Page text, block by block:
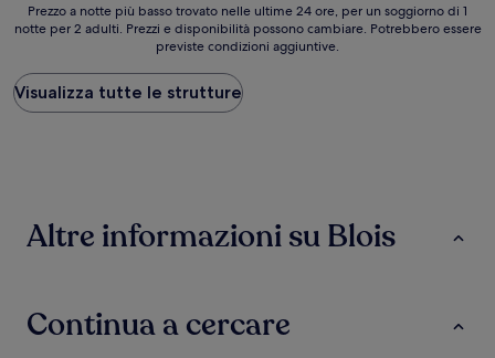
Prezzo
a
più
basso
trovato
soggiorno
notte
per
Prezzo a notte più basso trovato nelle ultime 24 ore, per un soggiorno di 1
notte per 2 adulti. Prezzi e disponibilità possono cambiare. Potrebbero essere
previste condizioni aggiuntive.
Visualizza tutte le strutture
Altre informazioni su Blois
Continua a cercare